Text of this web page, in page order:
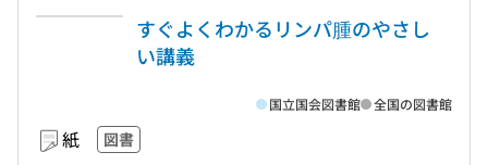
すぐよくわかるリンパ腫のやさし
い講義
紙 図書
国立国会図書館 全国の図書館